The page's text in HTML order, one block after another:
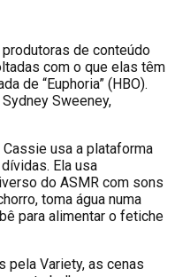
de conteúdo
com o que elas têm
de “Euphoria” (HBO).
Sweeney,
usa a plataforma
Ela usa
do ASMR com sons
toma água numa
para alimentar o fetiche
pela Variety, as cenas